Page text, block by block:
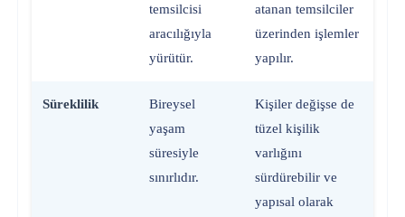
temsilcisi
aracılığıyla
yürütür.
atanan temsilciler
üzerinden işlemler
yapılır.
Süreklilik
Bireysel
yaşam
süresiyle
sınırlıdır.
Kişiler değişse de
tüzel kişilik
varlığını
sürdürebilir ve
yapısal olarak